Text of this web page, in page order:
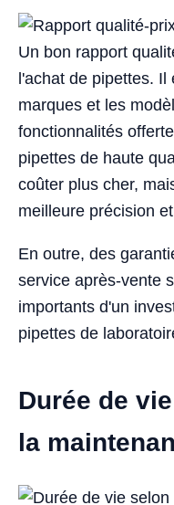
Un bon rapport
l'achat de pipettes. Il
marques et les
fonctionnalités
pipettes de haute
coûter plus cher,
meilleure précision
En outre, des
service après-vente
importants d'un
pipettes de
Durée de
la